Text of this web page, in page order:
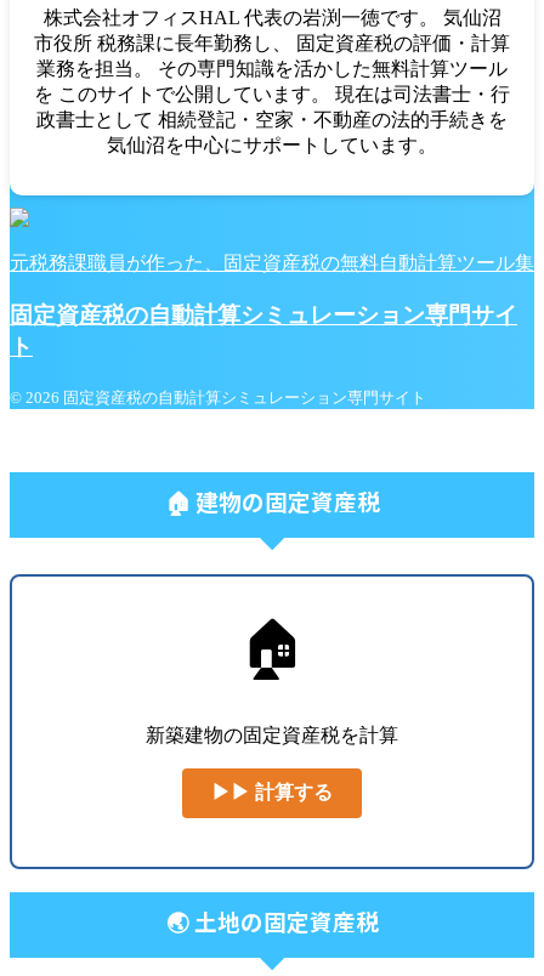
株式会社オフィスHAL 代表の岩渕一徳です。 気仙沼
市役所 税務課に長年勤務し、 固定資産税の評価・計算
業務を担当。 その専門知識を活かした無料計算ツール
を このサイトで公開しています。 現在は司法書士・行
政書士として 相続登記・空家・不動産の法的手続きを
気仙沼を中心にサポートしています。
元税務課職員が作った、固定資産税の無料自動計算ツール集
固定資産税の自動計算シミュレーション専門サイ
ト
© 2026 固定資産税の自動計算シミュレーション専門サイト
🏠 建物の固定資産税
🏠
新築建物の固定資産税を計算
▶▶ 計算する
🌏 土地の固定資産税